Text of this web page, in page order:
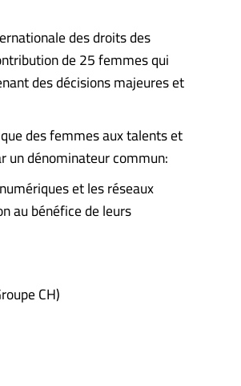
des droits des
de 25 femmes qui
des décisions majeures et
des femmes aux talents et
un dénominateur commun:
et les réseaux
au bénéfice de leurs
CH)